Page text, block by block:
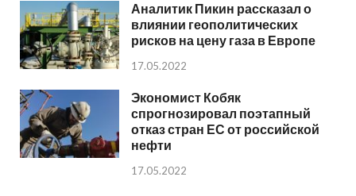
Аналитик Пикин рассказал о
влиянии геополитических
рисков на цену газа в Европе
17.05.2022
Экономист Кобяк
спрогнозировал поэтапный
отказ стран ЕС от российской
нефти
17.05.2022